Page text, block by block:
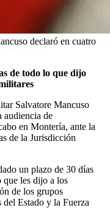
declaró en cuatro
de todo lo que dijo
Salvatore Mancuso
audiencia de
en Montería, ante la
de la Jurisdicción
un plazo de 30 días
que les dijo a los
de los grupos
Estado y la Fuerza